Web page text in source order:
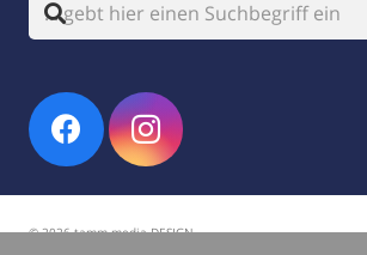
© 2026 tamm.media DESIGN